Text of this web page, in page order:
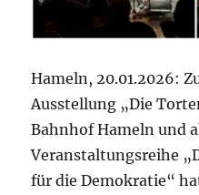
Hameln, 20.01.2026:
Ausstellung „Die
Bahnhof Hameln und
Veranstaltungsreihe
für die Demokratie“